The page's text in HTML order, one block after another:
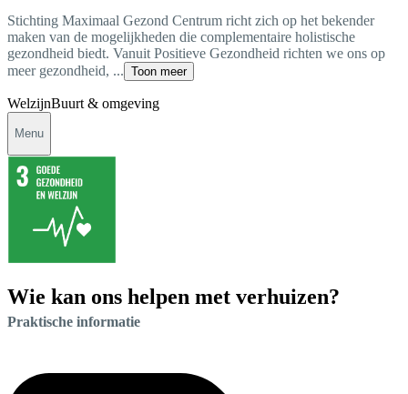
Stichting Maximaal Gezond Centrum richt zich op het bekender
maken van de mogelijkheden die complementaire holistische
gezondheid biedt. Vanuit Positieve Gezondheid richten we ons op
meer gezondheid, ... Toon meer
WelzijnBuurt & omgeving
Menu
Wie kan ons helpen met verhuizen?
Praktische informatie